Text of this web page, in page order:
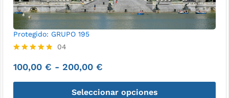
Protegido: GRUPO 195
con
de 5
04
100,00 € - 200,00 €
Seleccionar opciones